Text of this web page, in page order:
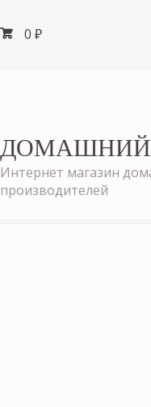
0 ₽
ДОМАШНИЙ
Интернет магазин
производителей